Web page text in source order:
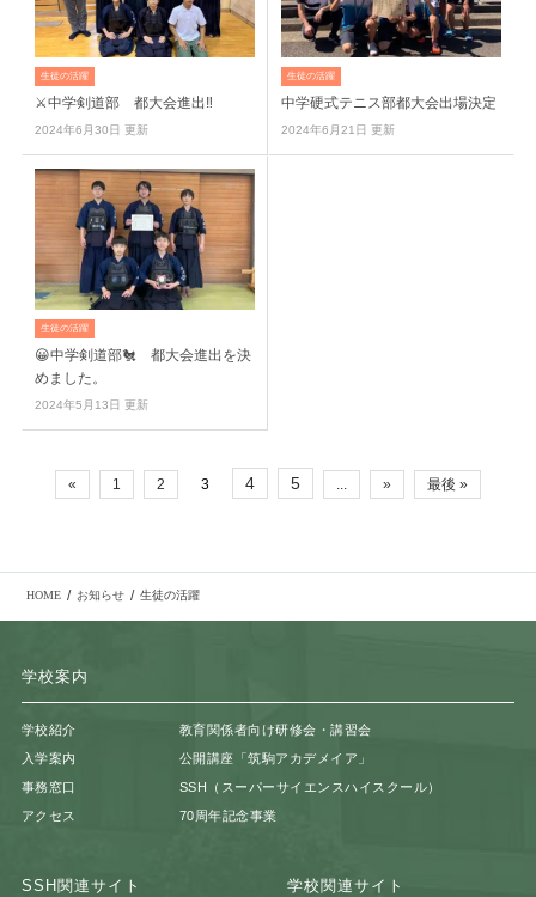
生徒の活躍
⚔️中学剣道部 都大会進出‼️
2024年6月30日 更新
生徒の活躍
中学硬式テニス部都大会出場決定
2024年6月21日 更新
生徒の活躍
😀中学剣道部🐔 都大会進出を決
めました。
2024年5月13日 更新
« 1 2 3 4 5 » 最後 »
HOME / お知らせ / 生徒の活躍
学校案内
学校紹介
入学案内
事務窓口
アクセス
教育関係者向け研修会・講習会
公開講座「筑駒アカデメイア」
SSH（スーパーサイエンスハイスクール）
70周年記念事業
SSH関連サイト 学校関連サイト